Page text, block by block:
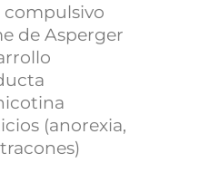
compulsivo
de Asperger
(anorexia,